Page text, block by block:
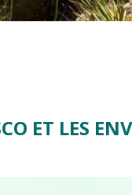
ET LES